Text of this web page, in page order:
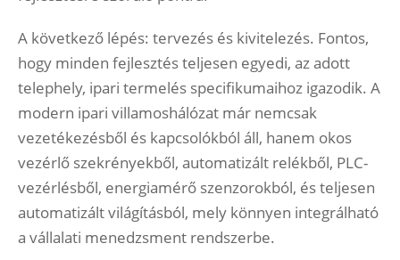
A következő lépés: tervezés és kivitelezés. Fontos,
hogy minden fejlesztés teljesen egyedi, az adott
telephely, ipari termelés specifikumaihoz igazodik. A
modern ipari villamoshálózat már nemcsak
vezetékezésből és kapcsolókból áll, hanem okos
vezérlő szekrényekből, automatizált relékből, PLC-
vezérlésből, energiamérő szenzorokból, és teljesen
automatizált világításból, mely könnyen integrálható
a vállalati menedzsment rendszerbe.